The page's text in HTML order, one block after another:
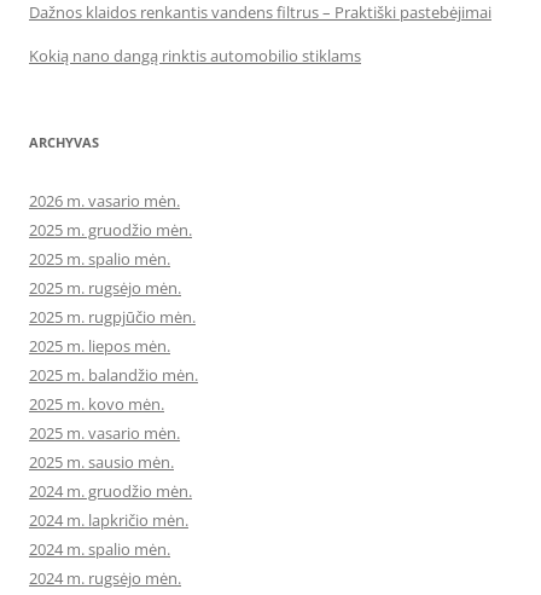
Dažnos klaidos renkantis vandens filtrus – Praktiški pastebėjimai
Kokią nano dangą rinktis automobilio stiklams
ARCHYVAS
2026 m. vasario mėn.
2025 m. gruodžio mėn.
2025 m. spalio mėn.
2025 m. rugsėjo mėn.
2025 m. rugpjūčio mėn.
2025 m. liepos mėn.
2025 m. balandžio mėn.
2025 m. kovo mėn.
2025 m. vasario mėn.
2025 m. sausio mėn.
2024 m. gruodžio mėn.
2024 m. lapkričio mėn.
2024 m. spalio mėn.
2024 m. rugsėjo mėn.